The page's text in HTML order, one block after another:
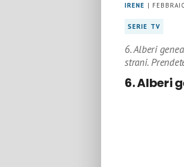
IRENE |
SERIE TV
6. Alberi
strani.
6. Alberi